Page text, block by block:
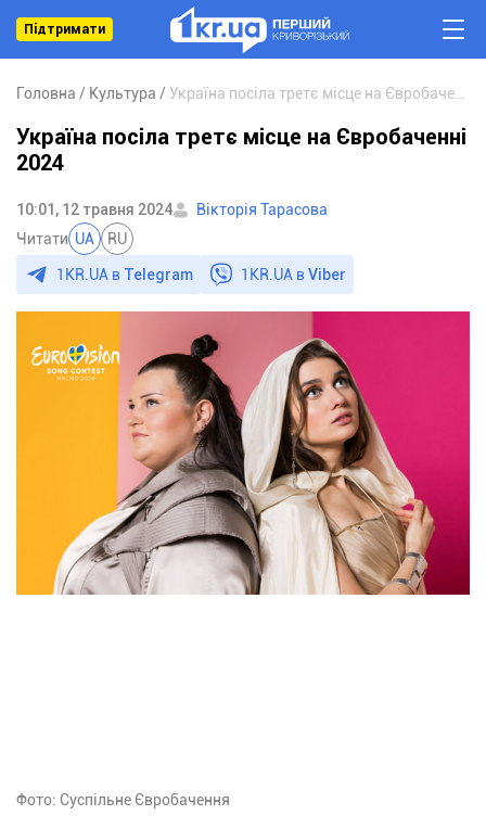
Підтримати
Головна Культура
Україна посіла третє місце на Євробаченні
2024
10:01, 12 травня 2024
Вікторія Тарасова
Читати UA RU
1KR.UA в Telegram 1KR.UA вViber
Фото: Суспільне Євробачення